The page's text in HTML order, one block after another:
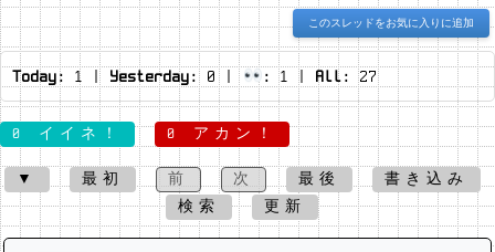
このスレッドをお気に入りに追加
Today: 1 | Yesterday:0 | : 1 | All: 27
0 イイネ！ 0 アカン！
▼ 最初 前 次 最後
書き込み
検索
更新